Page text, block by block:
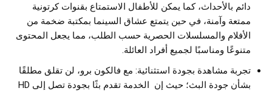
دائم بالأحداث، كما يمكن للأطفال الاستمتاع بقنوات كرتونية
ممتعة وآمنة، في حين يتمتع عشاق السينما بمكتبة ضخمة من
الأفلام والمسلسلات الحصرية حسب الطلب، مما يجعل المحتوى
متنوعًا ومناسبًا لجميع أفراد العائلة.
تجربة مشاهدة بجودة استثنائية: مع فالكون برو، لن تقلق مطلقًا
بشأن جودة البث؛ حيث إن الخدمة تقدم بثًا بجودة تصل إلى HD